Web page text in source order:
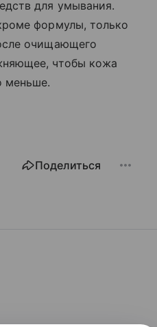
для умывания.
формулы, только
очищающего
чтобы кожа
меньше.
Поделиться